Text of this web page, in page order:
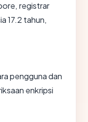
registrar
17.2 tahun,
pengguna dan
enkripsi